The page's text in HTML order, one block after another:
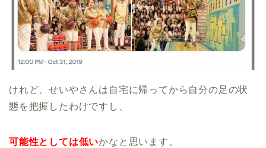
けれど、せいやさんは自宅に帰ってから自分の足の状
態を把握したわけですし、
可能性としては低いかなと思います。